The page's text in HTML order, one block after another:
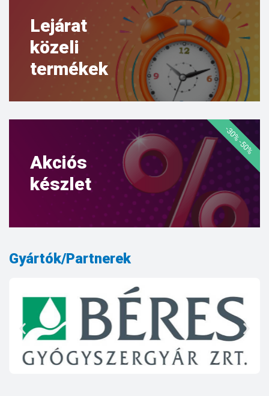
Lejárat
közeli
termékek
Akciós
készlet
-30% -50%
Gyártók/Partnerek